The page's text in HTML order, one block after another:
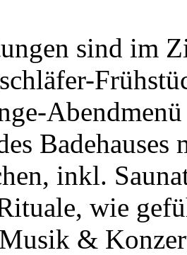
sind im
Badehauses
inkl.
wie
&